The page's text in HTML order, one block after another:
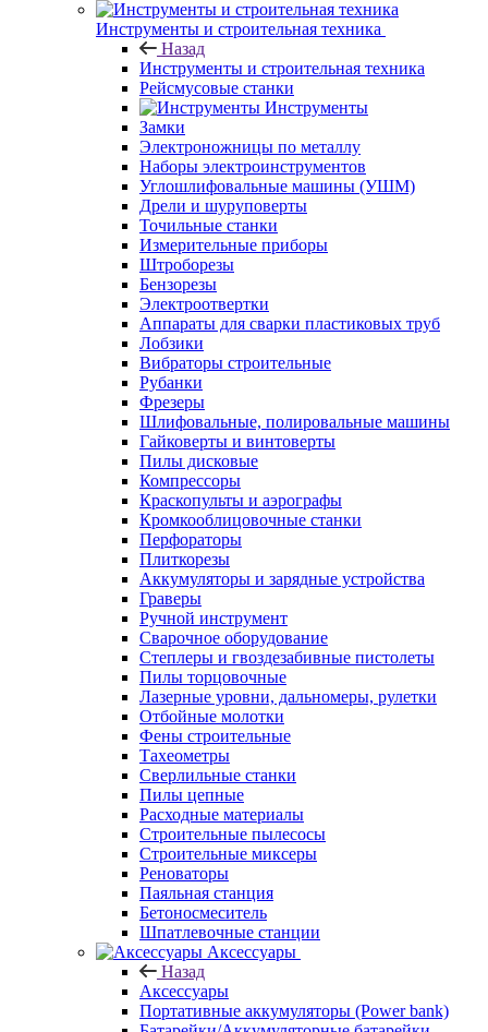
Инструменты и строительная техника
Назад
Инструменты и строительная техника
Рейсмусовые станки
Инструменты
Замки
Электроножницы по металлу
Наборы электроинструментов
Углошлифовальные машины (УШМ)
Дрели и шуруповерты
Точильные станки
Измерительные приборы
Штроборезы
Бензорезы
Электроотвертки
Аппараты для сварки пластиковых труб
Лобзики
Вибраторы строительные
Рубанки
Фрезеры
Шлифовальные, полировальные машины
Гайковерты и винтоверты
Пилы дисковые
Компрессоры
Краскопульты и аэрографы
Кромкооблицовочные станки
Перфораторы
Плиткорезы
Аккумуляторы и зарядные устройства
Граверы
Ручной инструмент
Сварочное оборудование
Степлеры и гвоздезабивные пистолеты
Пилы торцовочные
Лазерные уровни, дальномеры, рулетки
Отбойные молотки
Фены строительные
Тахеометры
Сверлильные станки
Пилы цепные
Расходные материалы
Строительные пылесосы
Строительные миксеры
Реноваторы
Паяльная станция
Бетоносмеситель
Шпатлевочные станции
Аксессуары
Назад
Аксессуары
Портативные аккумуляторы (Power bank)